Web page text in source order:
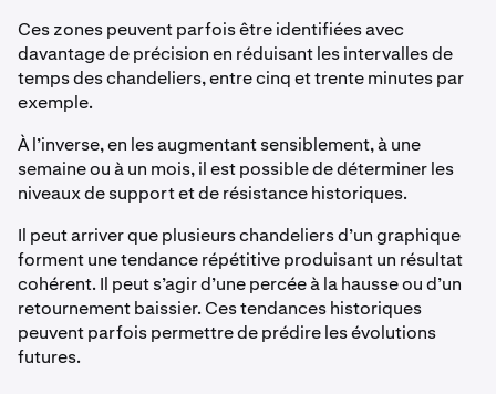
Ces zones peuvent parfois être identifiées avec
davantage de précision en réduisant les intervalles de
temps des chandeliers, entre cinq et trente minutes par
exemple.
À l’inverse, en les augmentant sensiblement, à une
semaine ou à un mois, il est possible de déterminer les
niveaux de support et de résistance historiques.
Il peut arriver que plusieurs chandeliers d’un graphique
forment une tendance répétitive produisant un résultat
cohérent. Il peut s’agir d’une percée à la hausse ou d’un
retournement baissier. Ces tendances historiques
peuvent parfois permettre de prédire les évolutions
futures.